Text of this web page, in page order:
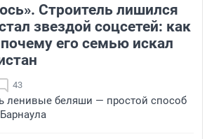
Строитель лишился
звездой соцсетей: как
его семью искал
43
ленивые беляши — простой способ